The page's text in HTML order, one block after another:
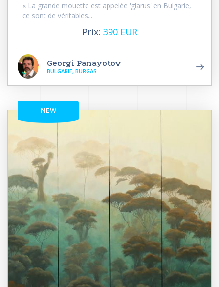
« La grande mouette est appelée 'glarus' en Bulgarie,
ce sont de véritables...
Prix: 390 EUR
Georgi Panayotov
BULGARIE, BURGAS
NEW